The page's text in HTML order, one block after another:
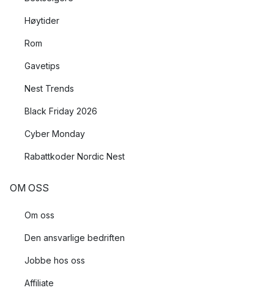
Høytider
Rom
Gavetips
Nest Trends
Black Friday 2026
Cyber Monday
Rabattkoder Nordic Nest
OM OSS
Om oss
Den ansvarlige bedriften
Jobbe hos oss
Affiliate